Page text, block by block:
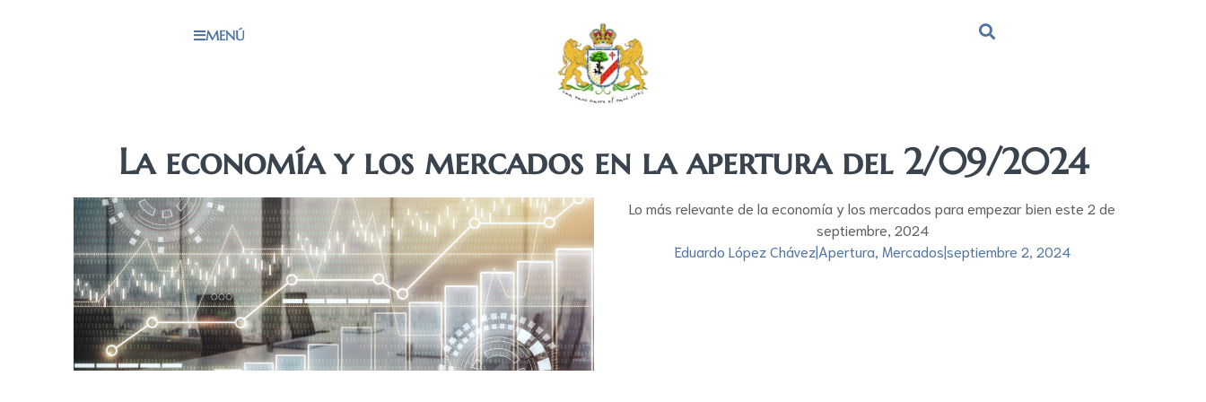
MENÚ
La economía y los mercados en la apertura del 2/09/2024
Lo más relevante de la economía y los mercados para empezar bien este 2 de
septiembre, 2024
Eduardo López Chávez|Apertura Mercados|septiembre 2, 2024